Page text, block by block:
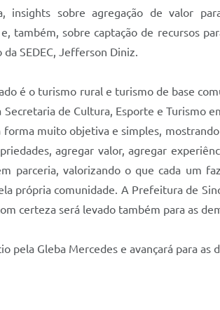
insights sobre agregação de valor
também, sobre captação de recursos
SEDEC, Jefferson Diniz.
é o turismo rural e turismo de base
Secretaria de Cultura, Esporte e Turismo
muito objetiva e simples,
agregar valor, agregar
parceria, valorizando o que cada um
própria comunidade. A Prefeitura de
com certeza será levado também para as
pela Gleba Mercedes e avançará para